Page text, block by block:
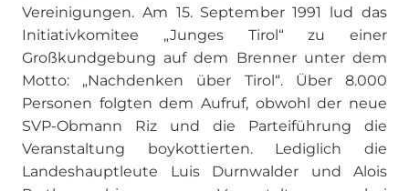
Vereinigungen. Am 15. September 1991 lud das
Initiativkomitee „Junges Tirol“ zu einer
Großkundgebung auf dem Brenner unter dem
Motto: „Nachdenken über Tirol“. Über 8.000
Personen folgten dem Aufruf, obwohl der neue
SVP-Obmann Riz und die Parteiführung die
Veranstaltung boykottierten. Lediglich die
Landeshauptleute Luis Durnwalder und Alois